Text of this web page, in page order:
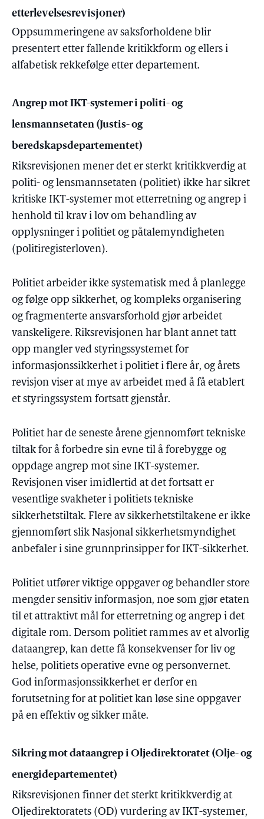
etterlevelsesrevisjoner)
Oppsummeringene av saksforholdene blir
presentert etter fallende kritikkform og ellers i
alfabetisk rekkefølge etter departement.
Angrep mot IKT-systemer i politi- og
lensmannsetaten (Justis- og
beredskapsdepartementet)
Riksrevisjonen mener det er sterkt kritikkverdig at
politi- og lensmannsetaten (politiet) ikke har sikret
kritiske IKT-systemer mot etterretning og angrep i
henhold til krav i lov om behandling av
opplysninger i politiet og påtalemyndigheten
(politiregisterloven).
Politiet arbeider ikke systematisk med å planlegge
og følge opp sikkerhet, og kompleks organisering
og fragmenterte ansvarsforhold gjør arbeidet
vanskeligere. Riksrevisjonen har blant annet tatt
opp mangler ved styringssystemet for
informasjonssikkerhet i politiet i flere år, og årets
revisjon viser at mye av arbeidet med å få etablert
et styringssystem fortsatt gjenstår.
Politiet har de seneste årene gjennomført tekniske
tiltak for å forbedre sin evne til å forebygge og
oppdage angrep mot sine IKT-systemer.
Revisjonen viser imidlertid at det fortsatt er
vesentlige svakheter i politiets tekniske
sikkerhetstiltak. Flere av sikkerhetstiltakene er ikke
gjennomført slik Nasjonal sikkerhetsmyndighet
anbefaler i sine grunnprinsipper for IKT-sikkerhet.
Politiet utfører viktige oppgaver og behandler store
mengder sensitiv informasjon, noe som gjør etaten
til et attraktivt mål for etterretning og angrep i det
digitale rom. Dersom politiet rammes av et alvorlig
dataangrep, kan dette få konsekvenser for liv og
helse, politiets operative evne og personvernet.
God informasjonssikkerhet er derfor en
forutsetning for at politiet kan løse sine oppgaver
på en effektiv og sikker måte.
Sikring mot dataangrep i Oljedirektoratet (Olje- og
energidepartementet)
Riksrevisjonen finner det sterkt kritikkverdig at
Oljedirektoratets (OD) vurdering av IKT-systemer,